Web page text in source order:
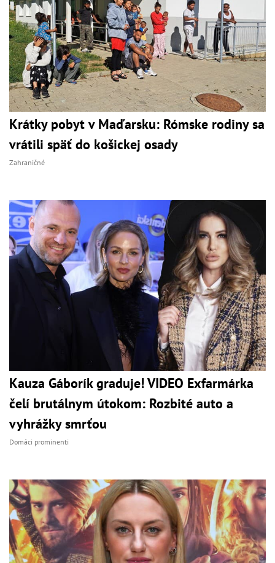
Krátky pobyt v Maďarsku: Rómske rodiny sa
vrátili späť do košickej osady
Zahraničné
Kauza Gáborík graduje! VIDEO Exfarmárka
čelí brutálnym útokom: Rozbité auto a
vyhrážky smrťou
Domáci prominenti